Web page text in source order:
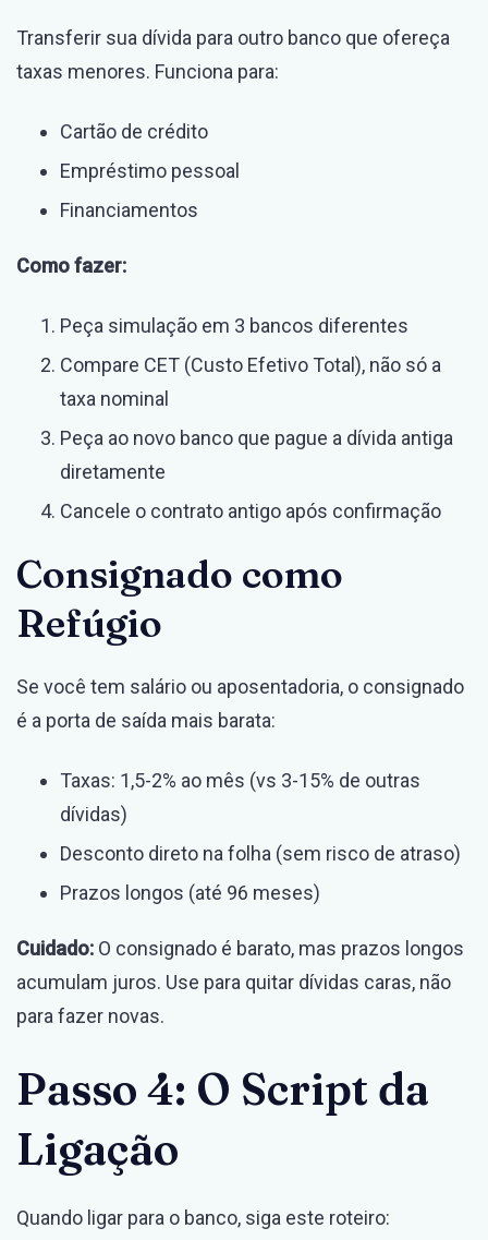
Transferir sua dívida para outro banco que ofereça
taxas menores. Funciona para:
Cartão de crédito
Empréstimo pessoal
Financiamentos
Como fazer:
Peça simulação em 3 bancos diferentes
Compare CET (Custo Efetivo Total), não só a
taxa nominal
Peça ao novo banco que pague a dívida antiga
diretamente
Cancele o contrato antigo após confirmação
Consignado como
Refúgio
Se você tem salário ou aposentadoria, o consignado
é a porta de saída mais barata:
Taxas: 1,5-2% ao mês (vs 3-15% de outras
dívidas)
Desconto direto na folha (sem risco de atraso)
Prazos longos (até 96 meses)
Cuidado: O consignado é barato, mas prazos longos
acumulam juros. Use para quitar dívidas caras, não
para fazer novas.
Passo 4: O Script da
Ligação
Quando ligar para o banco, siga este roteiro: